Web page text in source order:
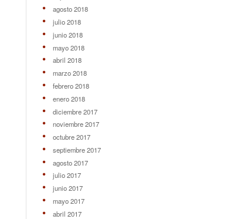
agosto 2018
julio 2018
junio 2018
mayo 2018
abril 2018
marzo 2018
febrero 2018
enero 2018
diciembre 2017
noviembre 2017
octubre 2017
septiembre 2017
agosto 2017
julio 2017
junio 2017
mayo 2017
abril 2017